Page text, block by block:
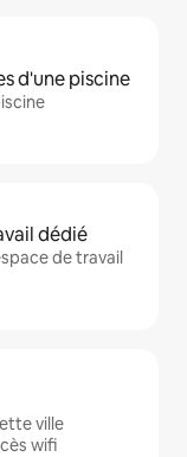
d'une piscine
dédié
de travail
ville
wifi